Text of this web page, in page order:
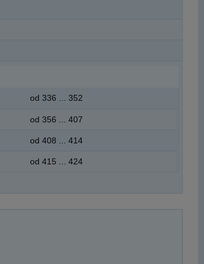
od 336 ... 352
od 356 ... 407
od 408 ... 414
od 415 ... 424